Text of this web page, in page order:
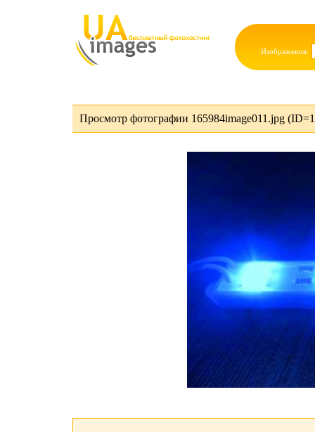
Изображения:
Просмотр фотографии 165984image011.jpg